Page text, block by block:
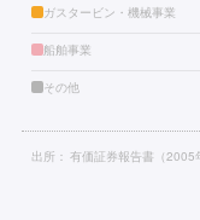
ガスタービン・機械事業
船舶事業
その他
出所： 有価証券報告書（2005